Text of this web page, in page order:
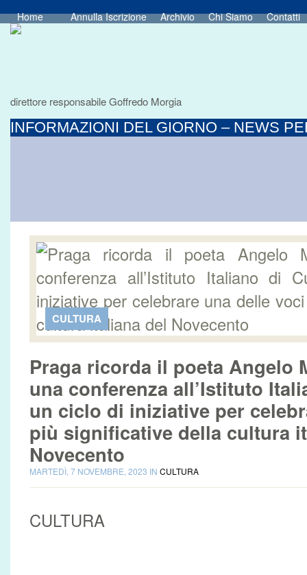
Home Annulla Iscrizione Archivio Chi Siamo Contatti
direttore responsabile Goffredo Morgia
INFORMAZIONI DEL GIORNO – NEWS
CULTURA
Praga ricorda il poeta Angelo
una conferenza all’Istituto
un ciclo di iniziative per
più significative della cultura
Novecento
MARTEDÌ, 7 NOVEMBRE, 2023 IN CULTURA
CULTURA